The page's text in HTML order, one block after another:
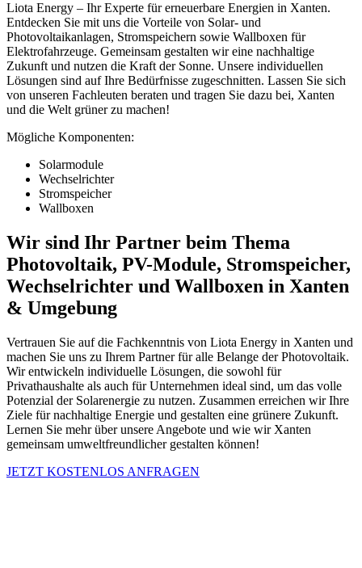
Liota Energy – Ihr Experte für erneuerbare Energien in Xanten.
Entdecken Sie mit uns die Vorteile von Solar- und
Photovoltaikanlagen, Stromspeichern sowie Wallboxen für
Elektrofahrzeuge. Gemeinsam gestalten wir eine nachhaltige
Zukunft und nutzen die Kraft der Sonne. Unsere individuellen
Lösungen sind auf Ihre Bedürfnisse zugeschnitten. Lassen Sie sich
von unseren Fachleuten beraten und tragen Sie dazu bei, Xanten
und die Welt grüner zu machen!
Mögliche Komponenten:
Solarmodule
Wechselrichter
Stromspeicher
Wallboxen
Wir sind Ihr Partner beim Thema
Photovoltaik, PV-Module, Stromspeicher,
Wechselrichter und Wallboxen in Xanten
& Umgebung
Vertrauen Sie auf die Fachkenntnis von Liota Energy in Xanten und
machen Sie uns zu Ihrem Partner für alle Belange der Photovoltaik.
Wir entwickeln individuelle Lösungen, die sowohl für
Privathaushalte als auch für Unternehmen ideal sind, um das volle
Potenzial der Solarenergie zu nutzen. Zusammen erreichen wir Ihre
Ziele für nachhaltige Energie und gestalten eine grünere Zukunft.
Lernen Sie mehr über unsere Angebote und wie wir Xanten
gemeinsam umweltfreundlicher gestalten können!
JETZT KOSTENLOS ANFRAGEN